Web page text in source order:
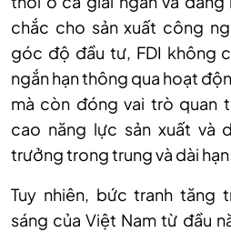
chắc cho sản xuất công
góc độ đầu tư, FDI không
ngắn hạn thông qua hoạt
mà còn đóng vai trò quan
cao năng lực sản xuất và
trưởng trong trung và dài
Tuy nhiên, bức tranh tăng
sáng của Việt Nam từ đầu